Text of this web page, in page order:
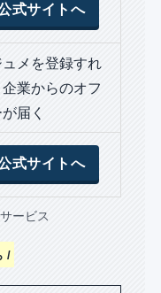
式サイトへ
ュメを登録すれ
業からのオフ
届く
式サイトへ
ービス
/